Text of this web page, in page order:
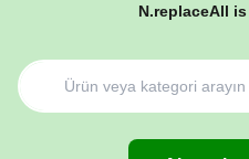
N.replaceAll